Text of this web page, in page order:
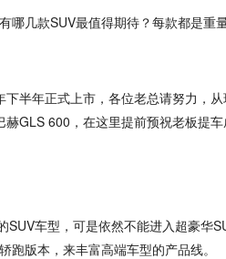
半年正式上市，各位老总请努力，
GLS 600，在这里提前预祝老板提车
SUV车型，可是依然不能进入超豪华
跑版本，来丰富高端车型的产品线。